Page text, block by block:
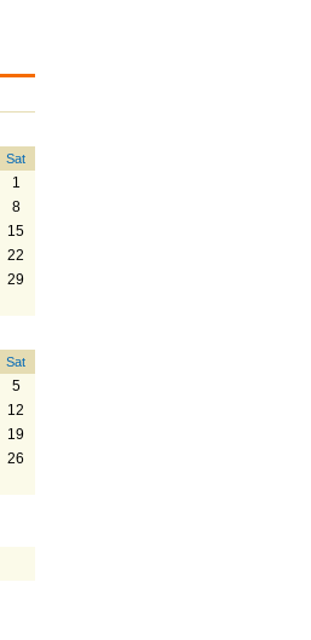
Sat
1
8
15
22
29
Sat
5
12
19
26